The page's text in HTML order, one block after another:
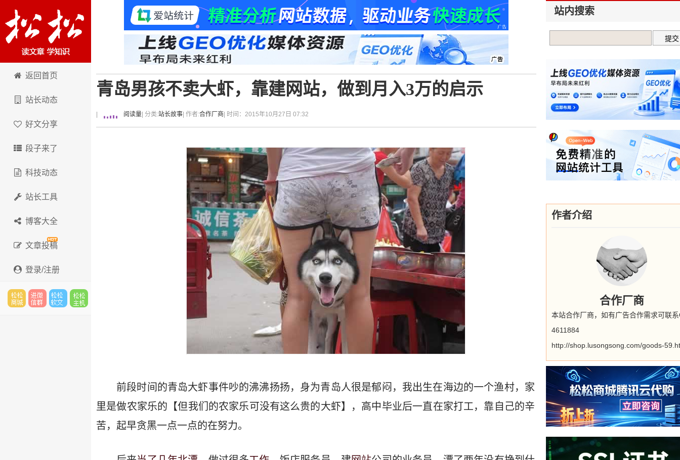
卢松松博客
返回首页
站长动态
好文分享
段子来了
科技动态
站长工具
博客大全
文章投稿
登录/注册
青岛男孩不卖大虾，靠建网站，做到月入3万的启示
阅读量 | 分类:站长故事 | 作者:合作厂商 | 时间：2015年10月27日 07:32
前段时间的青岛大虾事件吵的沸沸扬扬，身为青岛人很是郁闷，我出生在海边的一个渔村，家
里是做农家乐的【但我们的农家乐可没有这么贵的大虾】，高中毕业后一直在家打工，靠自己的辛
苦，起早贪黑一点一点的在努力。
站内搜索
作者介绍
合作厂商
本站合作厂商，如有广告合作需求可联
4611884
http://shop.lusongsong.com/goods-